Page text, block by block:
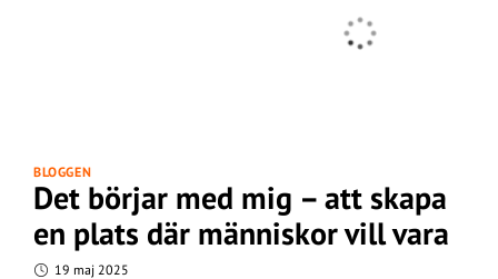
BLOGGEN
Det börjar med mig – att skapa
en plats där människor vill vara
19 maj 2025